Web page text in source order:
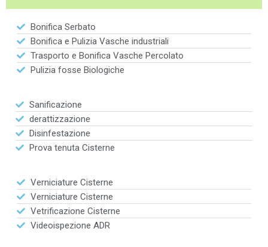
Bonifica Serbato
Bonifica e Pulizia Vasche industriali
Trasporto e Bonifica Vasche Percolato
Pulizia fosse Biologiche
Sanificazione
derattizzazione
Disinfestazione
Prova tenuta Cisterne
Verniciature Cisterne
Verniciature Cisterne
Vetrificazione Cisterne
Videoispezione ADR